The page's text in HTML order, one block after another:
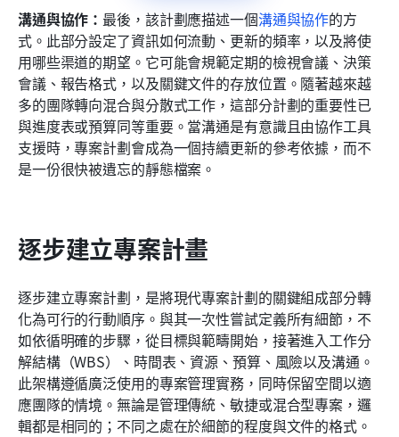
溝通與協作： 最後，該計劃應描述一個溝通與協作的方
式。此部分設定了資訊如何流動、更新的頻率，以及將使
用哪些渠道的期望。它可能會規範定期的檢視會議、決策
會議、報告格式，以及關鍵文件的存放位置。隨著越來越
多的團隊轉向混合與分散式工作，這部分計劃的重要性已
與進度表或預算同等重要。當溝通是有意識且由協作工具
支援時，專案計劃會成為一個持續更新的參考依據，而不
是一份很快被遺忘的靜態檔案。
逐步建立專案計畫
逐步建立專案計劃，是將現代專案計劃的關鍵組成部分轉
化為可行的行動順序。與其一次性嘗試定義所有細節，不
如依循明確的步驟，從目標與範疇開始，接著進入工作分
解結構（WBS）、時間表、資源、預算、風險以及溝通。
此架構遵循廣泛使用的專案管理實務，同時保留空間以適
應團隊的情境。無論是管理傳統、敏捷或混合型專案，邏
輯都是相同的；不同之處在於細節的程度與文件的格式。